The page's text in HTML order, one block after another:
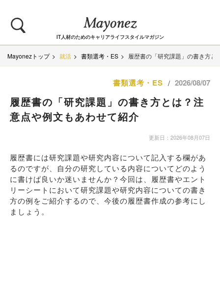
IT人材のためのキャリアライフスタイルマガジン
Mayonezトップ 就活 書類選考・ES 履歴書の「研究課題」の書き方
書類選考・ES / 2026/08/07
履歴書の「研究課題」の書き方とは？注
意点や例文もあわせて紹介
更新日：2026年08月07日
履歴書には研究課題や研究内容について記入する欄があ
るのですが、自分の研究している内容についてどのよう
に書けば良いか迷いませんか？今回は、履歴書やエント
リーシートにおいて研究課題や研究内容についての書き
方の例をご紹介するので、今後の履歴書作成の参考にし
ましょう。